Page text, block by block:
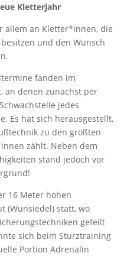
Kletterjahr
allem an Kletter*innen, die
und den Wunsch
fanden im
an denen zunächst per
jedes
Es hat sich herausgestellt,
zu den größten
zählt. Neben dem
stand jedoch vor
16 Meter hohen
(Wunsiedel) statt, wo
gefeilt
sich beim Sturztraining
Portion Adrenalin